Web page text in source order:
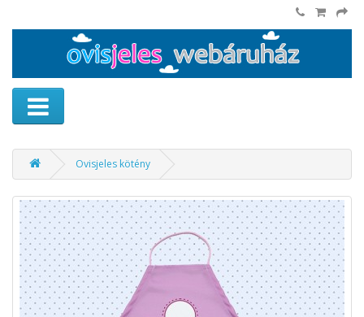
Ovisjeles kötény